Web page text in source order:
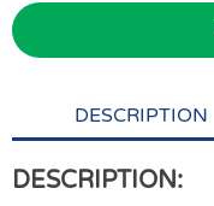
DESCRIPTION
DESCRIPTION: